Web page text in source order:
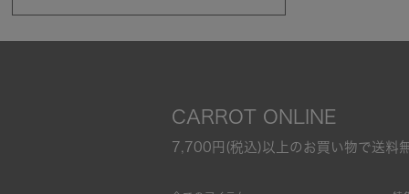
CARROT ONLINE
7,700円(税込)以上のお買い物で送料